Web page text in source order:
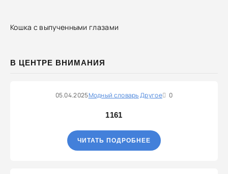
Кошка с выпученными глазами
В ЦЕНТРЕ ВНИМАНИЯ
05.04.2025Модный словарьДругое 0
1161
ЧИТАТЬ ПОДРОБНЕЕ